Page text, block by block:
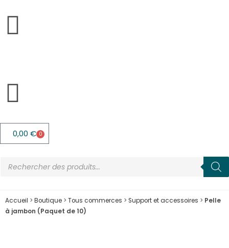
0,00 € 0
Accueil > Boutique > Tous commerces > Support et accessoires > Pelle
à jambon (Paquet de 10)